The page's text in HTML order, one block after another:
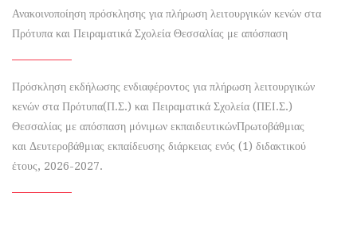
Ανακοινοποίηση πρόσκλησης για πλήρωση λειτουργικών κενών στα
Πρότυπα και Πειραματικά Σχολεία Θεσσαλίας με απόσπαση
Πρόσκληση εκδήλωσης ενδιαφέροντος για πλήρωση λειτουργικών
κενών στα Πρότυπα(Π.Σ.) και Πειραματικά Σχολεία (ΠΕΙ.Σ.)
Θεσσαλίας με απόσπαση μόνιμων εκπαιδευτικώνΠρωτοβάθμιας
και Δευτεροβάθμιας εκπαίδευσης διάρκειας ενός (1) διδακτικού
έτους, 2026-2027.